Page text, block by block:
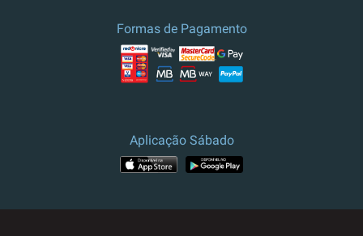
Preço e campanha válidos para
Portugal. Para outros destinos, por
favor contacte-nos.
Formas de Pagamento
Aplicação Sábado